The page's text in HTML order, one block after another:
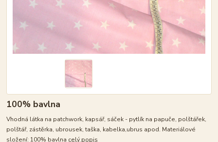
100% bavlna
Vhodná látka na patchwork, kapsář, sáček - pytlík na papuče, polštářek,
polštář, zástěrka, ubrousek, taška, kabelka,ubrus apod. Materiálové
složení: 100% bavlna celý popis